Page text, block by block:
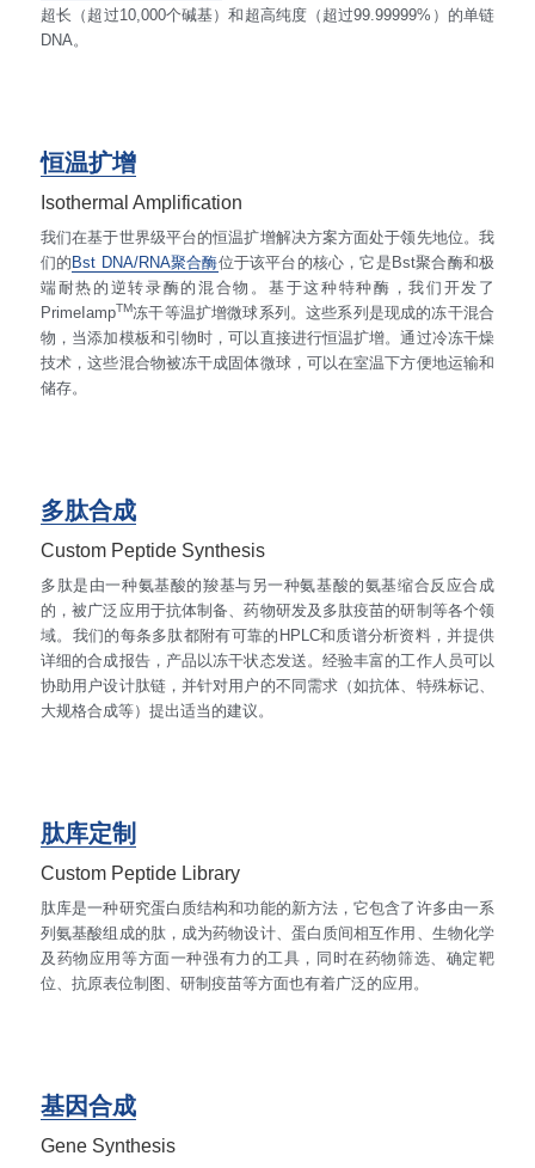
超长（超过10,000个碱基）和超高纯度（超过99.99999%）的单链
DNA。
恒温扩增
Isothermal Amplification
我们在基于世界级平台的恒温扩增解决方案方面处于领先地位。我
们的 Bst DNA/RNA聚合酶位于该平台的核心，它是Bst聚合酶和极
端耐热的逆转录酶的混合物。基于这种特种酶，我们开发了
PrimeIampTM冻干等温扩增微球系列。这些系列是现成的冻干混合
物，当添加模板和引物时，可以直接进行恒温扩增。通过冷冻干燥
技术，这些混合物被冻干成固体微球，可以在室温下方便地运输和
储存。
多肽合成
Custom Peptide Synthesis
多肽是由一种氨基酸的羧基与另一种氨基酸的氨基缩合反应合成
的，被广泛应用于抗体制备、药物研发及多肽疫苗的研制等各个领
域。我们的每条多肽都附有可靠的HPLC和质谱分析资料，并提供
详细的合成报告，产品以冻干状态发送。经验丰富的工作人员可以
协助用户设计肽链，并针对用户的不同需求（如抗体、特殊标记、
大规格合成等）提出适当的建议。
肽库定制
Custom Peptide Library
肽库是一种研究蛋白质结构和功能的新方法，它包含了许多由一系
列氨基酸组成的肽，成为药物设计、蛋白质间相互作用、生物化学
及药物应用等方面一种强有力的工具，同时在药物筛选、确定靶
位、抗原表位制图、研制疫苗等方面也有着广泛的应用。
基因合成
Gene Synthesis